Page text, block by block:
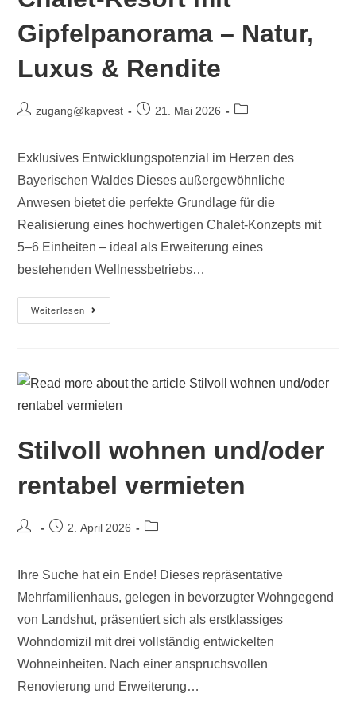
Gipfelpanorama – Natur,
Luxus & Rendite
zugang@kapvest 21. Mai 2026
Exklusives Entwicklungspotenzial im Herzen des
Bayerischen Waldes Dieses außergewöhnliche
Anwesen bietet die perfekte Grundlage für die
Realisierung eines hochwertigen Chalet-Konzepts mit
5–6 Einheiten – ideal als Erweiterung eines
bestehenden Wellnessbetriebs…
Weiterlesen
Stilvoll wohnen und/oder
rentabel vermieten
2. April 2026
Ihre Suche hat ein Ende! Dieses repräsentative
Mehrfamilienhaus, gelegen in bevorzugter Wohngegend
von Landshut, präsentiert sich als erstklassiges
Wohndomizil mit drei vollständig entwickelten
Wohneinheiten. Nach einer anspruchsvollen
Renovierung und Erweiterung…